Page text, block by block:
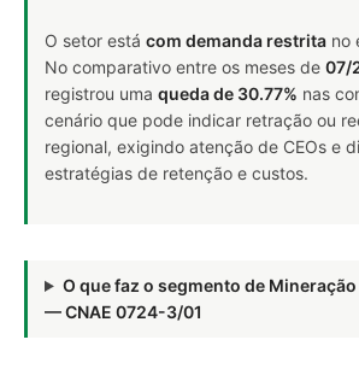
O setor está com demanda restrita no
No comparativo entre os meses de 07/
registrou uma queda de 30.77% nas
cenário que pode indicar retração ou
regional, exigindo atenção de CEOs e
estratégias de retenção e custos.
O que faz o segmento de
— CNAE 0724-3/01